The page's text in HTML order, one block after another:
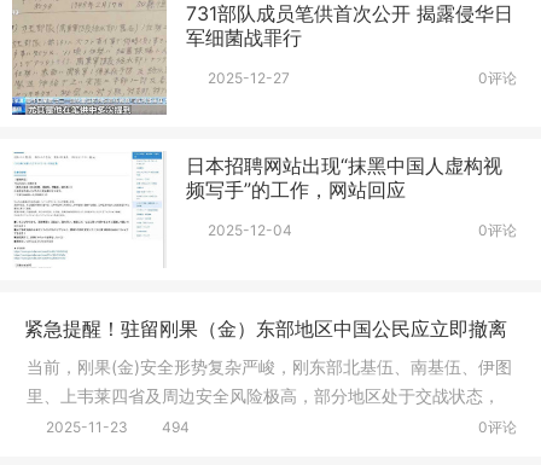
731部队成员笔供首次公开 揭露侵华日
军细菌战罪行
0评论
2025-12-27
日本招聘网站出现“抹黑中国人虚构视
频写手”的工作，网站回应
0评论
2025-12-04
紧急提醒！驻留刚果（金）东部地区中国公民应立即撤离
当前，刚果(金)安全形势复杂严峻，刚东部北基伍、南基伍、伊图
里、上韦莱四省及周边安全风险极高，部分地区处于交战状态，
针对中
0评论
2025-11-23 494